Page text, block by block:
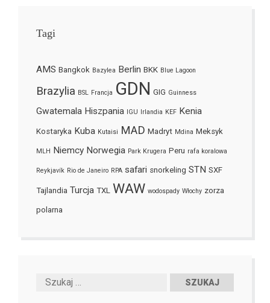
Tagi
AMS Bangkok Bazylea Berlin BKK Blue Lagoon
Brazylia BSL Francja GDN GIG Guinness
Gwatemala Hiszpania IGU Irlandia KEF Kenia
Kostaryka Kuba Kutaisi MAD Madryt Mdina Meksyk
MLH Niemcy Norwegia Park Krugera Peru rafa koralowa
Reykjavík Rio de Janeiro RPA safari snorkeling STN SXF
Tajlandia Turcja TXL WAW wodospady Włochy zorza
polarna